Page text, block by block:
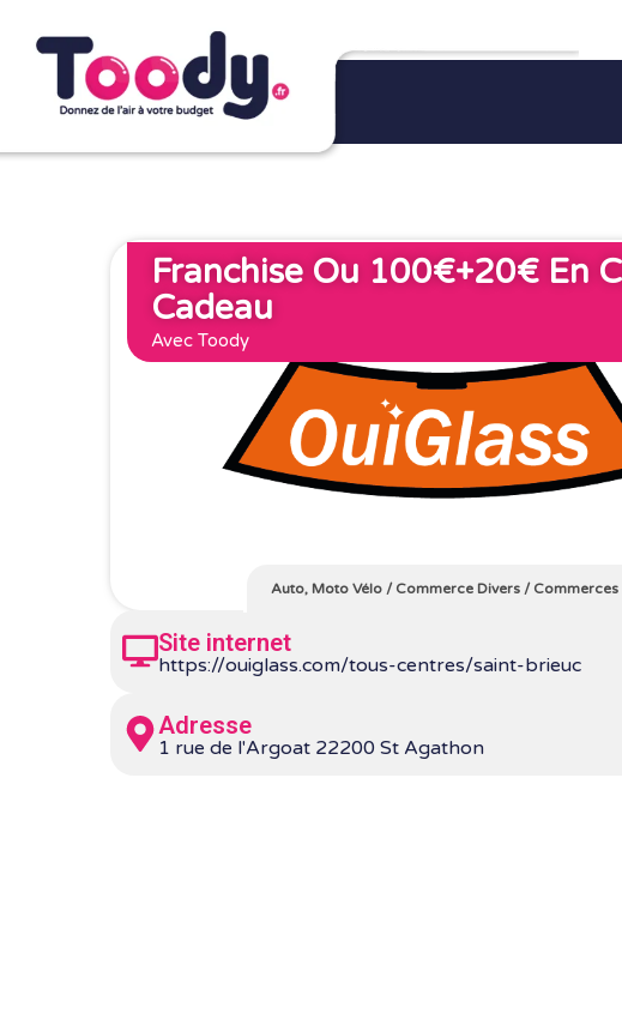
Franchise Ou 100€+20€ En
Cadeau
Avec Toody
Auto, Moto Vélo/ Commerce Divers/ Commerces
Site internet
https://ouiglass.com/tous-centres/saint-brieuc
Adresse
1 rue de l'Argoat 22200 St Agathon